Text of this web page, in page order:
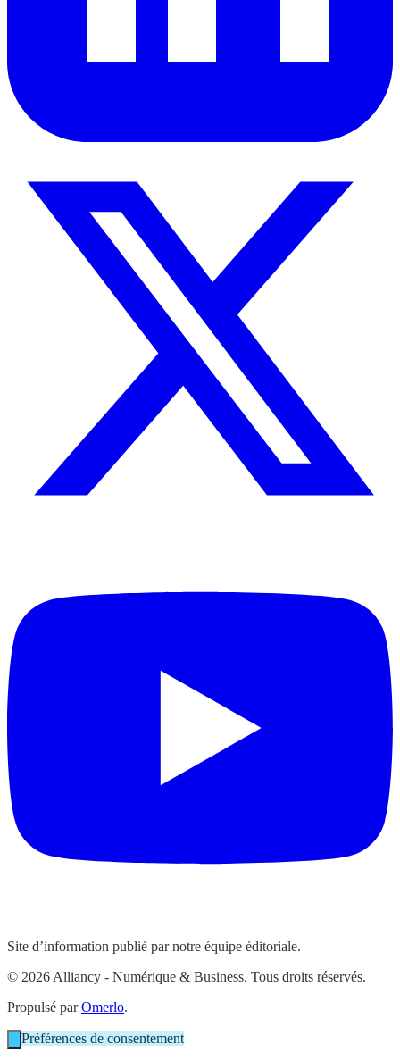
Site d’information publié par notre équipe éditoriale.
© 2026 Alliancy - Numérique & Business. Tous droits réservés.
Propulsé parOmerlo.
Préférences de consentement